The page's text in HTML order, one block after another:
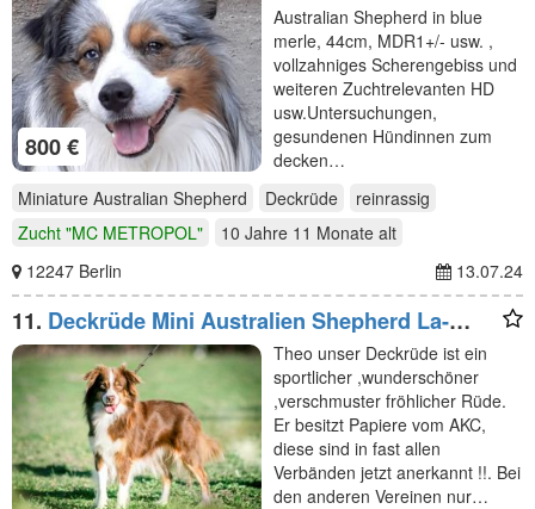
800 €
Australian Shepherd in blue
merle, 44cm, MDR1+/- usw. ,
vollzahniges Scherengebiss und
weiteren Zuchtrelevanten HD
usw.Untersuchungen,
gesundenen Hündinnen zum
decken…
Miniature Australian Shepherd
Deckrüde
reinrassig
Zucht "MC METROPOL"
10 Jahre 11 Monate alt
12247 Berlin
13.07.24
11. Deckrüde Mini Australien Shepherd La-
Sincera Theo
Theo unser Deckrüde ist ein
sportlicher ,wunderschöner
,verschmuster fröhlicher Rüde.
Er besitzt Papiere vom AKC,
diese sind in fast allen
Verbänden jetzt anerkannt !!. Bei
den anderen Vereinen nur…